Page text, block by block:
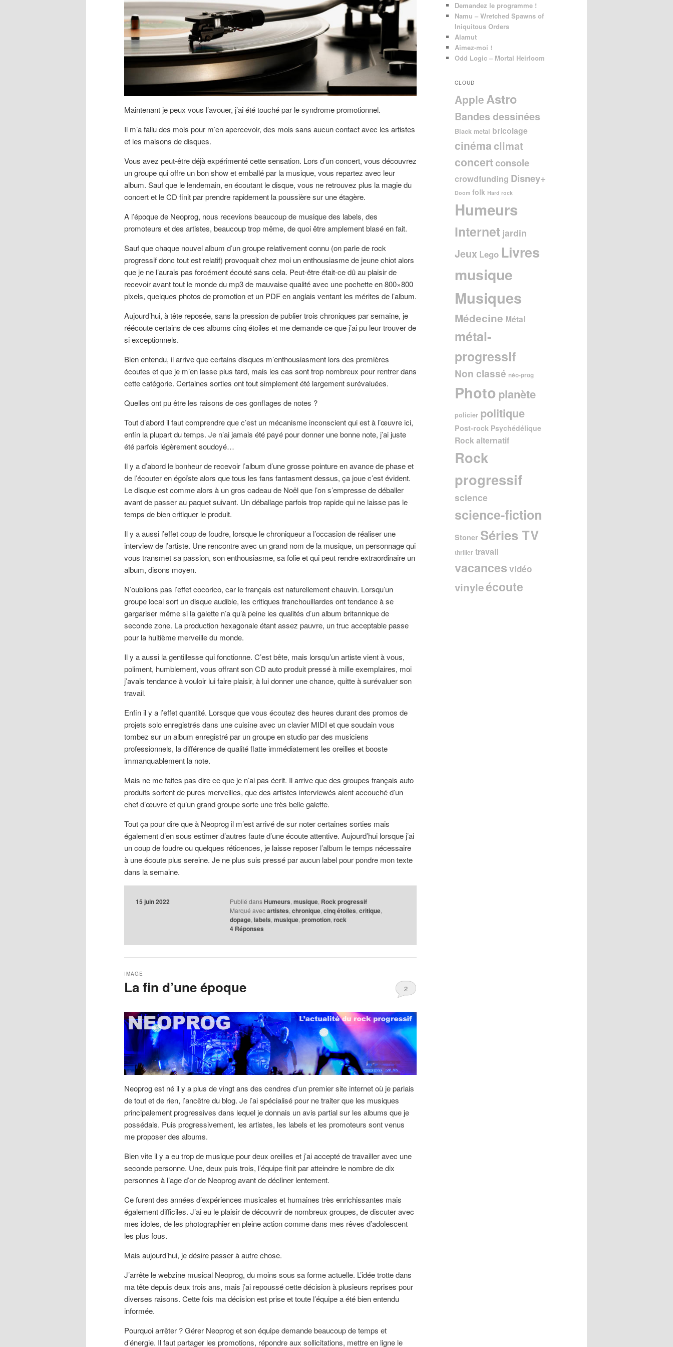
Maintenant je peux vous l’avouer, j’ai été touché par le syndrome promotionnel.
Il m’a fallu des mois pour m’en apercevoir, des mois sans aucun contact avec les artistes
et les maisons de disques.
Vous avez peut-être déjà expérimenté cette sensation. Lors d’un concert, vous découvrez
un groupe qui offre un bon show et emballé par la musique, vous repartez avec leur
album. Sauf que le lendemain, en écoutant le disque, vous ne retrouvez plus la magie du
concert et le CD finit par prendre rapidement la poussière sur une étagère.
A l’époque de Neoprog, nous recevions beaucoup de musique des labels, des
promoteurs et des artistes, beaucoup trop même, de quoi être amplement blasé en fait.
Sauf que chaque nouvel album d’un groupe relativement connu (on parle de rock
progressif donc tout est relatif) provoquait chez moi un enthousiasme de jeune chiot alors
que je ne l’aurais pas forcément écouté sans cela. Peut-être était-ce dû au plaisir de
recevoir avant tout le monde du mp3 de mauvaise qualité avec une pochette en 800×800
pixels, quelques photos de promotion et un PDF en anglais ventant les mérites de l’album.
Aujourd’hui, à tête reposée, sans la pression de publier trois chroniques par semaine, je
réécoute certains de ces albums cinq étoiles et me demande ce que j’ai pu leur trouver de
si exceptionnels.
Bien entendu, il arrive que certains disques m’enthousiasment lors des premières
écoutes et que je m’en lasse plus tard, mais les cas sont trop nombreux pour rentrer dans
cette catégorie. Certaines sorties ont tout simplement été largement surévaluées.
Quelles ont pu être les raisons de ces gonflages de notes ?
Tout d’abord il faut comprendre que c’est un mécanisme inconscient qui est à l’œuvre ici,
enfin la plupart du temps. Je n’ai jamais été payé pour donner une bonne note, j’ai juste
été parfois légèrement soudoyé…
Il y a d’abord le bonheur de recevoir l’album d’une grosse pointure en avance de phase et
de l’écouter en égoïste alors que tous les fans fantasment dessus, ça joue c’est évident.
Le disque est comme alors à un gros cadeau de Noël que l’on s’empresse de déballer
avant de passer au paquet suivant. Un déballage parfois trop rapide qui ne laisse pas le
temps de bien critiquer le produit.
Il y a aussi l’effet coup de foudre, lorsque le chroniqueur a l’occasion de réaliser une
interview de l’artiste. Une rencontre avec un grand nom de la musique, un personnage qui
vous transmet sa passion, son enthousiasme, sa folie et qui peut rendre extraordinaire un
album, disons moyen.
N’oublions pas l’effet cocorico, car le français est naturellement chauvin. Lorsqu’un
groupe local sort un disque audible, les critiques franchouillardes ont tendance à se
gargariser même si la galette n’a qu’à peine les qualités d’un album britannique de
seconde zone. La production hexagonale étant assez pauvre, un truc acceptable passe
pour la huitième merveille du monde.
Il y a aussi la gentillesse qui fonctionne. C’est bête, mais lorsqu’un artiste vient à vous,
poliment, humblement, vous offrant son CD auto produit pressé à mille exemplaires, moi
j’avais tendance à vouloir lui faire plaisir, à lui donner une chance, quitte à surévaluer son
travail.
Enfin il y a l’effet quantité. Lorsque que vous écoutez des heures durant des promos de
projets solo enregistrés dans une cuisine avec un clavier MIDI et que soudain vous
tombez sur un album enregistré par un groupe en studio par des musiciens
professionnels, la différence de qualité flatte immédiatement les oreilles et booste
immanquablement la note.
Mais ne me faites pas dire ce que je n’ai pas écrit. Il arrive que des groupes français auto
produits sortent de pures merveilles, que des artistes interviewés aient accouché d’un
chef d’œuvre et qu’un grand groupe sorte une très belle galette.
Tout ça pour dire que à Neoprog il m’est arrivé de sur noter certaines sorties mais
également d’en sous estimer d’autres faute d’une écoute attentive. Aujourd’hui lorsque j’ai
un coup de foudre ou quelques réticences, je laisse reposer l’album le temps nécessaire
à une écoute plus sereine. Je ne plus suis pressé par aucun label pour pondre mon texte
dans la semaine.
15 juin 2022 Publié dans Humeurs,musique, Rock progressif
Marqué avec artistes,chronique,cinq étoiles,critique,
dopage,labels,musique,promotion,rock
4 Réponses
La fin d’une époque
IMAGE
2
Neoprog est né il y a plus de vingt ans des cendres d’un premier site internet où je parlais
de tout et de rien, l’ancêtre du blog. Je l’ai spécialisé pour ne traiter que les musiques
principalement progressives dans lequel je donnais un avis partial sur les albums que je
possédais. Puis progressivement, les artistes, les labels et les promoteurs sont venus
me proposer des albums.
Bien vite il y a eu trop de musique pour deux oreilles et j’ai accepté de travailler avec une
seconde personne. Une, deux puis trois, l’équipe finit par atteindre le nombre de dix
personnes à l’age d’or de Neoprog avant de décliner lentement.
Ce furent des années d’expériences musicales et humaines très enrichissantes mais
également difficiles. J’ai eu le plaisir de découvrir de nombreux groupes, de discuter avec
mes idoles, de les photographier en pleine action comme dans mes rêves d’adolescent
les plus fous.
Mais aujourd’hui, je désire passer à autre chose.
J’arrête le webzine musical Neoprog, du moins sous sa forme actuelle. L’idée trotte dans
ma tête depuis deux trois ans, mais j’ai repoussé cette décision à plusieurs reprises pour
diverses raisons. Cette fois ma décision est prise et toute l’équipe a été bien entendu
informée.
Pourquoi arrêter ? Gérer Neoprog et son équipe demande beaucoup de temps et
d’énergie. Il faut partager les promotions, répondre aux sollicitations, mettre en ligne le
Demandez le programme !
Namu – Wretched Spawns of
Iniquitous Orders
Alamut
Aimez-moi !
Odd Logic – Mortal Heirloom
CLOUD
Apple Astro
Bandes dessinées
Black metal bricolage
cinéma climat
concertconsole
crowdfunding Disney+
Doom folk Hard rock
Humeurs
Internet jardin
Jeux Lego Livres
musique
Musiques
Médecine Métal
métal-
progressif
Non classé néo-prog
Photo planète
policier politique
Post-rock Psychédélique
Rock alternatif
Rock
progressif
science
science-fiction
Stoner Séries TV
thriller travail
vacances vidéo
vinyleécoute